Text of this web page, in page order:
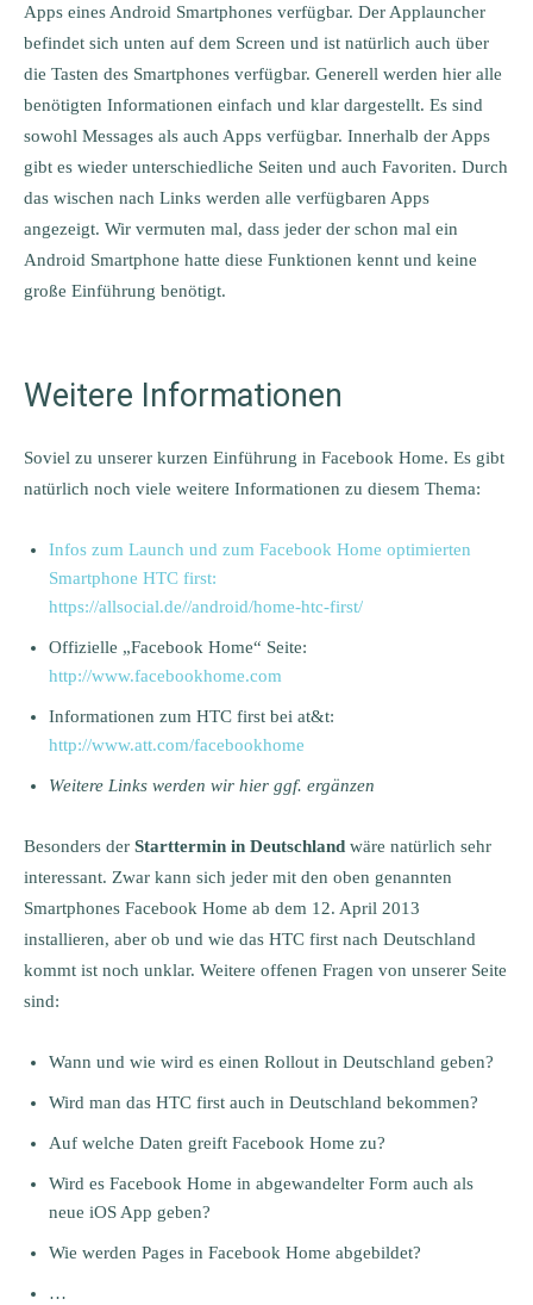
Apps eines Android Smartphones verfügbar. Der Applauncher
befindet sich unten auf dem Screen und ist natürlich auch über
die Tasten des Smartphones verfügbar. Generell werden hier alle
benötigten Informationen einfach und klar dargestellt. Es sind
sowohl Messages als auch Apps verfügbar. Innerhalb der Apps
gibt es wieder unterschiedliche Seiten und auch Favoriten. Durch
das wischen nach Links werden alle verfügbaren Apps
angezeigt. Wir vermuten mal, dass jeder der schon mal ein
Android Smartphone hatte diese Funktionen kennt und keine
große Einführung benötigt.
Weitere Informationen
Soviel zu unserer kurzen Einführung in Facebook Home. Es gibt
natürlich noch viele weitere Informationen zu diesem Thema:
Infos zum Launch und zum Facebook Home optimierten
Smartphone HTC first:
https://allsocial.de//android/home-htc-first/
Offizielle „Facebook Home“ Seite:
http://www.facebookhome.com
Informationen zum HTC first bei at&t:
http://www.att.com/facebookhome
Weitere Links werden wir hier ggf. ergänzen
Besonders der Starttermin in Deutschland wäre natürlich sehr
interessant. Zwar kann sich jeder mit den oben genannten
Smartphones Facebook Home ab dem 12. April 2013
installieren, aber ob und wie das HTC first nach Deutschland
kommt ist noch unklar. Weitere offenen Fragen von unserer Seite
sind:
Wann und wie wird es einen Rollout in Deutschland geben?
Wird man das HTC first auch in Deutschland bekommen?
Auf welche Daten greift Facebook Home zu?
Wird es Facebook Home in abgewandelter Form auch als
neue iOS App geben?
Wie werden Pages in Facebook Home abgebildet?
…